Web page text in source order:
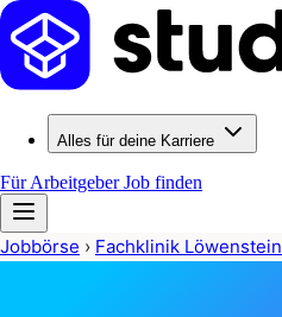
Alles für deine Karriere
Für ArbeitgeberJob finden
Jobbörse › Fachklinik Löwenstein